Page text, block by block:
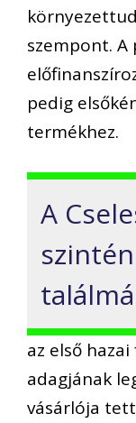
szempont.
pedig
termékhez.
A
az első
adagjának
vásárlója